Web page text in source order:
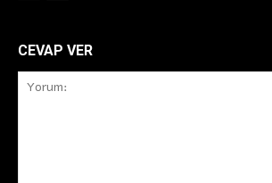
CEVAP VER